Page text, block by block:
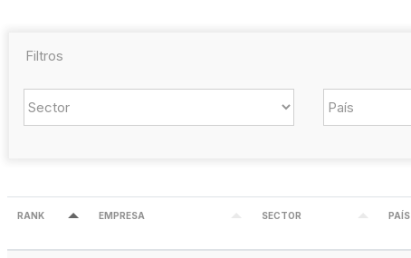
Filtros
RANK EMPRESA SECTOR PAÍS